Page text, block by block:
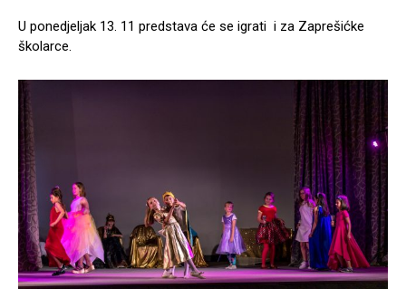
U ponedjeljak 13. 11 predstava će se igrati i za Zaprešićke
školarce.